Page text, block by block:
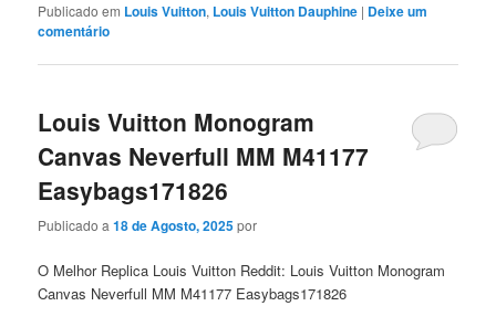
Publicado em Louis Vuitton, Louis Vuitton Dauphine | Deixe um
comentário
Louis Vuitton Monogram
Canvas Neverfull MM M41177
Easybags171826
Publicado a18 de Agosto, 2025por
O Melhor Replica Louis Vuitton Reddit: Louis Vuitton Monogram
Canvas Neverfull MM M41177 Easybags171826